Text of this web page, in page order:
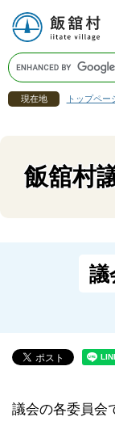
現在地 トップペー
飯舘村
議
議会の各委員会